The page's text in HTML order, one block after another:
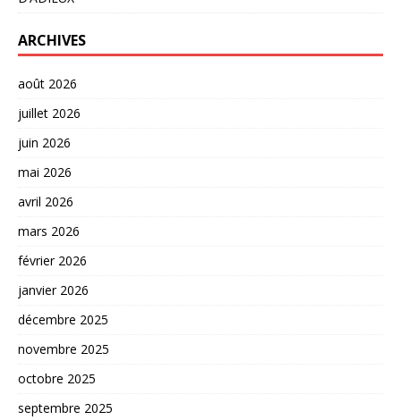
ARCHIVES
août 2026
juillet 2026
juin 2026
mai 2026
avril 2026
mars 2026
février 2026
janvier 2026
décembre 2025
novembre 2025
octobre 2025
septembre 2025